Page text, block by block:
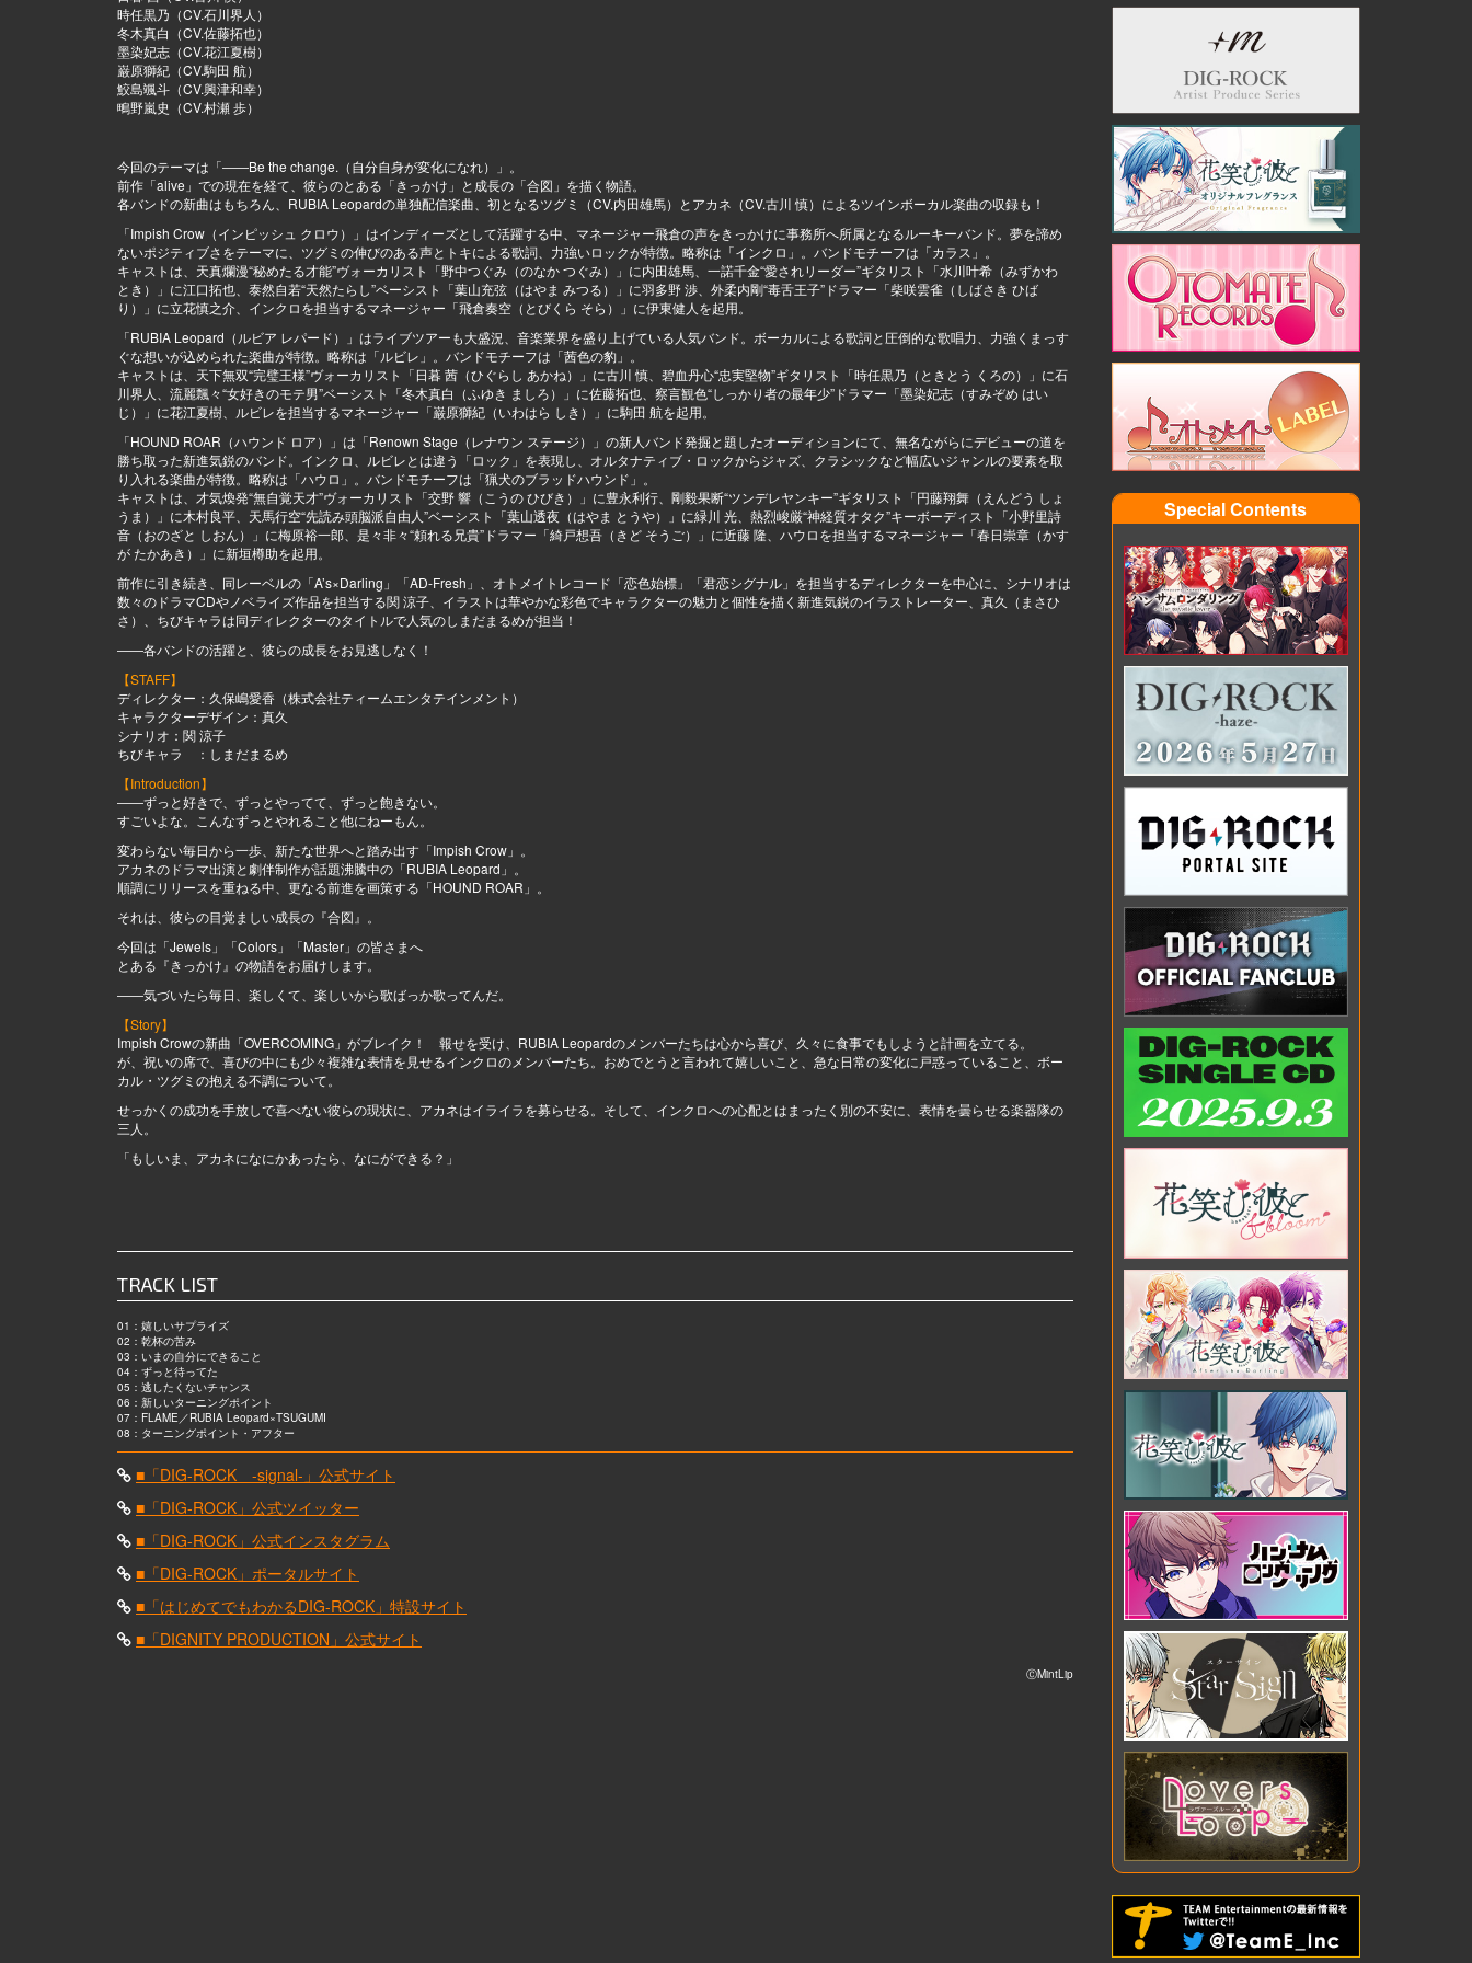
時任黒乃（CV.石川界人）
冬木真白（CV.佐藤拓也）
墨染妃志（CV.花江夏樹）
巌原獅紀（CV.駒田 航）
鮫島颯斗（CV.興津和幸）
鴫野嵐史（CV.村瀬 歩）
今回のテーマは「――Be the change.（自分自身が変化になれ）」。
前作「alive」での現在を経て、彼らのとある「きっかけ」と成長の「合図」を描く物語。
各バンドの新曲はもちろん、RUBIA Leopardの単独配信楽曲、初となるツグミ（CV.内田雄馬）とアカネ（CV.古川 慎）によるツインボーカル楽曲の収録も！
「Impish Crow（インピッシュ クロウ）」はインディーズとして活躍する中、マネージャー飛倉の声をきっかけに事務所へ所属となるルーキーバンド。夢を諦め
ないポジティブさをテーマに、ツグミの伸びのある声とトキによる歌詞、力強いロックが特徴。略称は「インクロ」。バンドモチーフは「カラス」。
キャストは、天真爛漫“秘めたる才能”ヴォーカリスト「野中つぐみ（のなか つぐみ）」に内田雄馬、一諾千金“愛されリーダー”ギタリスト「水川叶希（みずかわ
とき）」に江口拓也、泰然自若“天然たらし”ベーシスト「葉山充弦（はやま みつる）」に羽多野 渉、外柔内剛“毒舌王子”ドラマー「柴咲雲雀（しばさき ひば
り）」に立花慎之介、インクロを担当するマネージャー「飛倉奏空（とびくら そら）」に伊東健人を起用。
「RUBIA Leopard（ルビア レパード）」はライブツアーも大盛況、音楽業界を盛り上げている人気バンド。ボーカルによる歌詞と圧倒的な歌唱力、力強くまっす
ぐな想いが込められた楽曲が特徴。略称は「ルビレ」。バンドモチーフは「茜色の豹」。
キャストは、天下無双“完璧王様”ヴォーカリスト「日暮 茜（ひぐらし あかね）」に古川 慎、碧血丹心“忠実堅物”ギタリスト「時任黒乃（ときとう くろの）」に石
川界人、流麗飄々“女好きのモテ男”ベーシスト「冬木真白（ふゆき ましろ）」に佐藤拓也、察言観色“しっかり者の最年少”ドラマー「墨染妃志（すみぞめ はい
じ）」に花江夏樹、ルビレを担当するマネージャー「巌原獅紀（いわはら しき）」に駒田 航を起用。
「HOUND ROAR（ハウンド ロア）」は「Renown Stage（レナウン ステージ）」の新人バンド発掘と題したオーディションにて、無名ながらにデビューの道を
勝ち取った新進気鋭のバンド。インクロ、ルビレとは違う「ロック」を表現し、オルタナティブ・ロックからジャズ、クラシックなど幅広いジャンルの要素を取
り入れる楽曲が特徴。略称は「ハウロ」。バンドモチーフは「猟犬のブラッドハウンド」。
キャストは、才気煥発“無自覚天才”ヴォーカリスト「交野 響（こうの ひびき）」に豊永利行、剛毅果断“ツンデレヤンキー”ギタリスト「円藤翔舞（えんどう しょ
うま）」に木村良平、天馬行空“先読み頭脳派自由人”ベーシスト「葉山透夜（はやま とうや）」に緑川 光、熱烈峻厳“神経質オタク”キーボーディスト「小野里詩
音（おのざと しおん）」に梅原裕一郎、是々非々“頼れる兄貴”ドラマー「綺戸想吾（きど そうご）」に近藤 隆、ハウロを担当するマネージャー「春日崇章（かす
が たかあき）」に新垣樽助を起用。
前作に引き続き、同レーベルの「A’s×Darling」「AD-Fresh」、オトメイトレコード「恋色始標」「君恋シグナル」を担当するディレクターを中心に、シナリオは
数々のドラマCDやノベライズ作品を担当する関 涼子、イラストは華やかな彩色でキャラクターの魅力と個性を描く新進気鋭のイラストレーター、真久（まさひ
さ）、ちびキャラは同ディレクターのタイトルで人気のしまだまるめが担当！
――各バンドの活躍と、彼らの成長をお見逃しなく！
【STAFF】
ディレクター：久保嶋愛香（株式会社ティームエンタテインメント）
キャラクターデザイン：真久
シナリオ：関 涼子
ちびキャラ ：しまだまるめ
【Introduction】
――ずっと好きで、ずっとやってて、ずっと飽きない。
すごいよな。こんなずっとやれること他にねーもん。
変わらない毎日から一歩、新たな世界へと踏み出す「Impish Crow」。
アカネのドラマ出演と劇伴制作が話題沸騰中の「RUBIA Leopard」。
順調にリリースを重ねる中、更なる前進を画策する「HOUND ROAR」。
それは、彼らの目覚ましい成長の『合図』。
今回は「Jewels」「Colors」「Master」の皆さまへ
とある『きっかけ』の物語をお届けします。
――気づいたら毎日、楽しくて、楽しいから歌ばっか歌ってんだ。
【Story】
Impish Crowの新曲「OVERCOMING」がブレイク！ 報せを受け、RUBIA Leopardのメンバーたちは心から喜び、久々に食事でもしようと計画を立てる。
が、祝いの席で、喜びの中にも少々複雑な表情を見せるインクロのメンバーたち。おめでとうと言われて嬉しいこと、急な日常の変化に戸惑っていること、ボー
カル・ツグミの抱える不調について。
せっかくの成功を手放しで喜べない彼らの現状に、アカネはイライラを募らせる。そして、インクロへの心配とはまったく別の不安に、表情を曇らせる楽器隊の
三人。
「もしいま、アカネになにかあったら、なにができる？」
TRACK LIST
01：嬉しいサプライズ
02：乾杯の苦み
03：いまの自分にできること
04：ずっと待ってた
05：逃したくないチャンス
06：新しいターニングポイント
07：FLAME／RUBIA Leopard×TSUGUMI
08：ターニングポイント・アフター
■「DIG-ROCK -signal-」公式サイト
■「DIG-ROCK」公式ツイッター
■「DIG-ROCK」公式インスタグラム
■「DIG-ROCK」ポータルサイト
■「はじめてでもわかるDIG-ROCK」特設サイト
■「DIGNITY PRODUCTION」公式サイト
ⒸMintLip
Special Contents